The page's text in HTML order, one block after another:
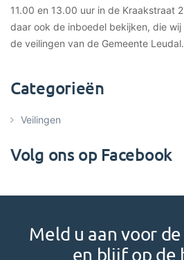
11.00 en 13.00 uur in de Kraakstraat
daar ook de inboedel bekijken, die
de veilingen van de Gemeente Leudal.
Categorieën
Veilingen
Volg ons op Facebook
Meld u aan voor
en blijf op de